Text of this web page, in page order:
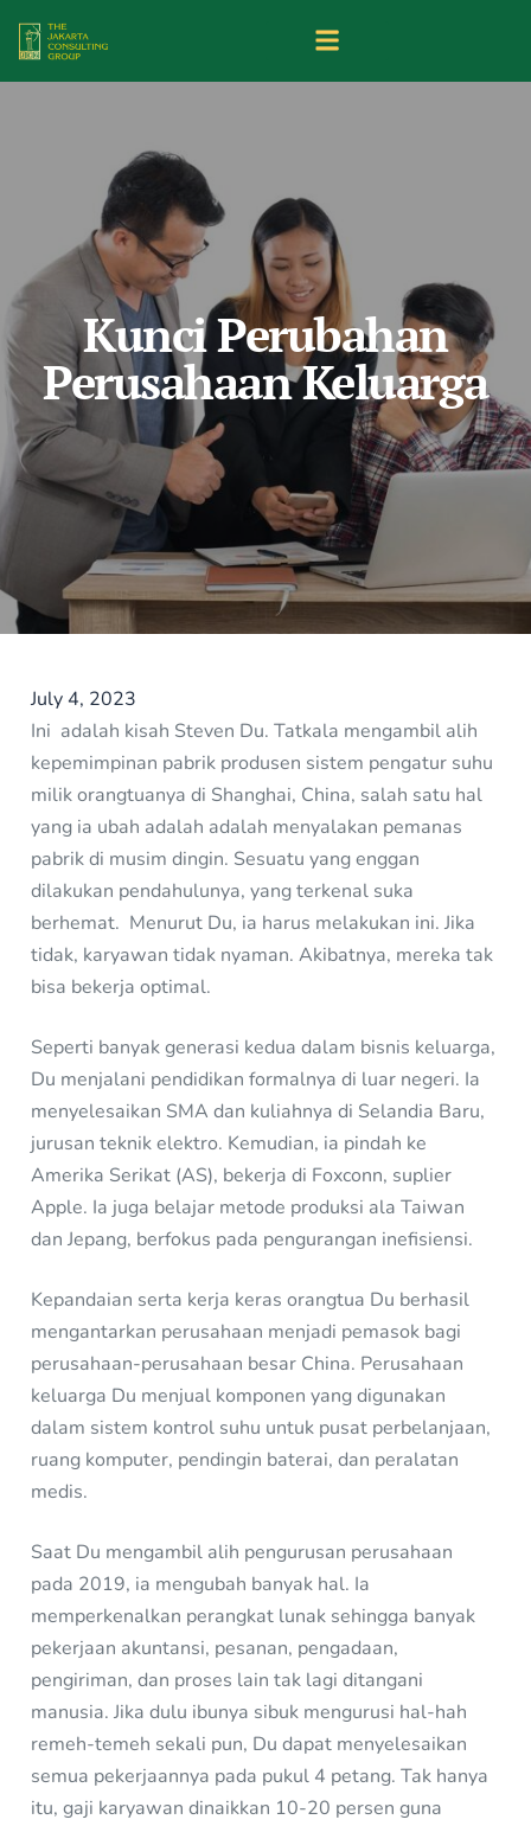
Kunci Perubahan
Perusahaan Keluarga
July 4, 2023
Ini adalah kisah Steven Du. Tatkala mengambil alih
kepemimpinan pabrik produsen sistem pengatur suhu
milik orangtuanya di Shanghai, China, salah satu hal
yang ia ubah adalah adalah menyalakan pemanas
pabrik di musim dingin. Sesuatu yang enggan
dilakukan pendahulunya, yang terkenal suka
berhemat. Menurut Du, ia harus melakukan ini. Jika
tidak, karyawan tidak nyaman. Akibatnya, mereka tak
bisa bekerja optimal.
Seperti banyak generasi kedua dalam bisnis keluarga,
Du menjalani pendidikan formalnya di luar negeri. Ia
menyelesaikan SMA dan kuliahnya di Selandia Baru,
jurusan teknik elektro. Kemudian, ia pindah ke
Amerika Serikat (AS), bekerja di Foxconn, suplier
Apple. Ia juga belajar metode produksi ala Taiwan
dan Jepang, berfokus pada pengurangan inefisiensi.
Kepandaian serta kerja keras orangtua Du berhasil
mengantarkan perusahaan menjadi pemasok bagi
perusahaan-perusahaan besar China. Perusahaan
keluarga Du menjual komponen yang digunakan
dalam sistem kontrol suhu untuk pusat perbelanjaan,
ruang komputer, pendingin baterai, dan peralatan
medis.
Saat Du mengambil alih pengurusan perusahaan
pada 2019, ia mengubah banyak hal. Ia
memperkenalkan perangkat lunak sehingga banyak
pekerjaan akuntansi, pesanan, pengadaan,
pengiriman, dan proses lain tak lagi ditangani
manusia. Jika dulu ibunya sibuk mengurusi hal-hah
remeh-temeh sekali pun, Du dapat menyelesaikan
semua pekerjaannya pada pukul 4 petang. Tak hanya
itu, gaji karyawan dinaikkan 10-20 persen guna